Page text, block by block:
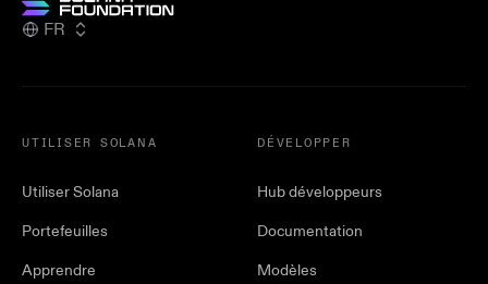
FR
UTILISER SOLANA
Utiliser Solana
Portefeuilles
Apprendre
DÉVELOPPER
Hub développeurs
Documentation
Modèles